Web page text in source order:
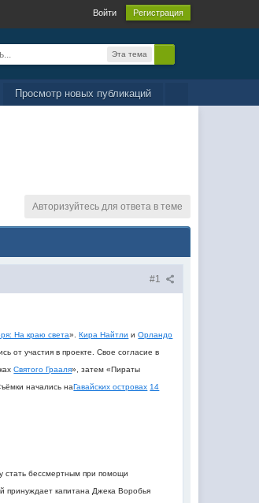
Войти Регистрация
Эта тема
Просмотр новых публикаций
Авторизуйтесь для ответа в теме
#1
На краю света».Кира Найтли иОрландо
от участия в проекте. Свое согласие в
Святого Грааля», затем «Пираты
начались наГавайских островах 14
стать бессмертным при помощи
принуждает капитана Джека Воробья